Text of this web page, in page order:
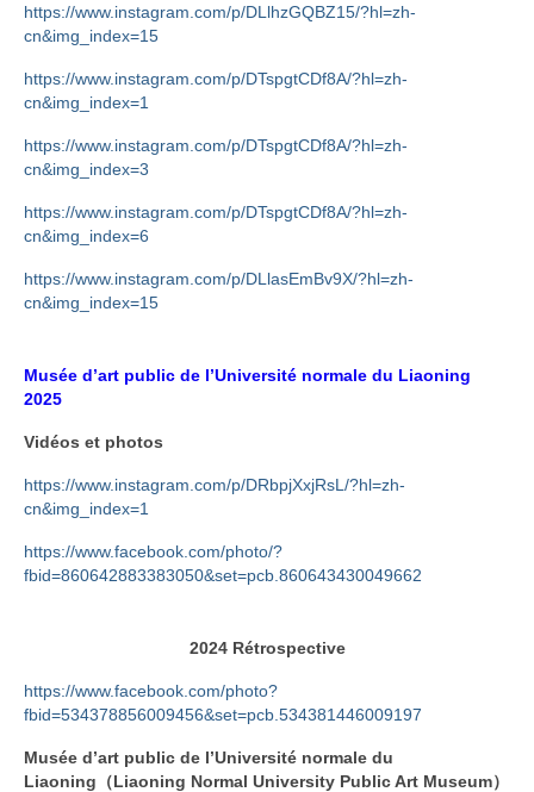
https://www.instagram.com/p/DLlhzGQBZ15/?hl=zh-
cn&img_index=15
https://www.instagram.com/p/DTspgtCDf8A/?hl=zh-
cn&img_index=1
https://www.instagram.com/p/DTspgtCDf8A/?hl=zh-
cn&img_index=3
https://www.instagram.com/p/DTspgtCDf8A/?hl=zh-
cn&img_index=6
https://www.instagram.com/p/DLlasEmBv9X/?hl=zh-
cn&img_index=15
Musée d’art public de l’Université normale du Liaoning
2025
Vidéos et photos
https://www.instagram.com/p/DRbpjXxjRsL/?hl=zh-
cn&img_index=1
https://www.facebook.com/photo/?
fbid=860642883383050&set=pcb.860643430049662
2024 Rétrospective
https://www.facebook.com/photo?
fbid=534378856009456&set=pcb.534381446009197
Musée d’art public de l’Université normale du
Liaoning（Liaoning Normal University Public Art Museum）